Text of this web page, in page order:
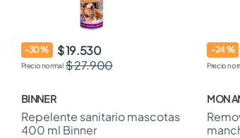
-30%
$ 19.530
$ 27.900
BINNER
Repelente sanitario mascotas
400 ml Binner
-24%
MON